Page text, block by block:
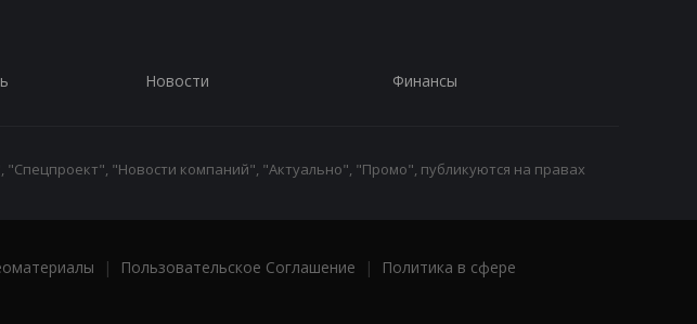
Новости Финансы
"Новости компаний", "Актуально", "Промо", публикуются на правах
| Пользовательское Соглашение |
Политика в сфере